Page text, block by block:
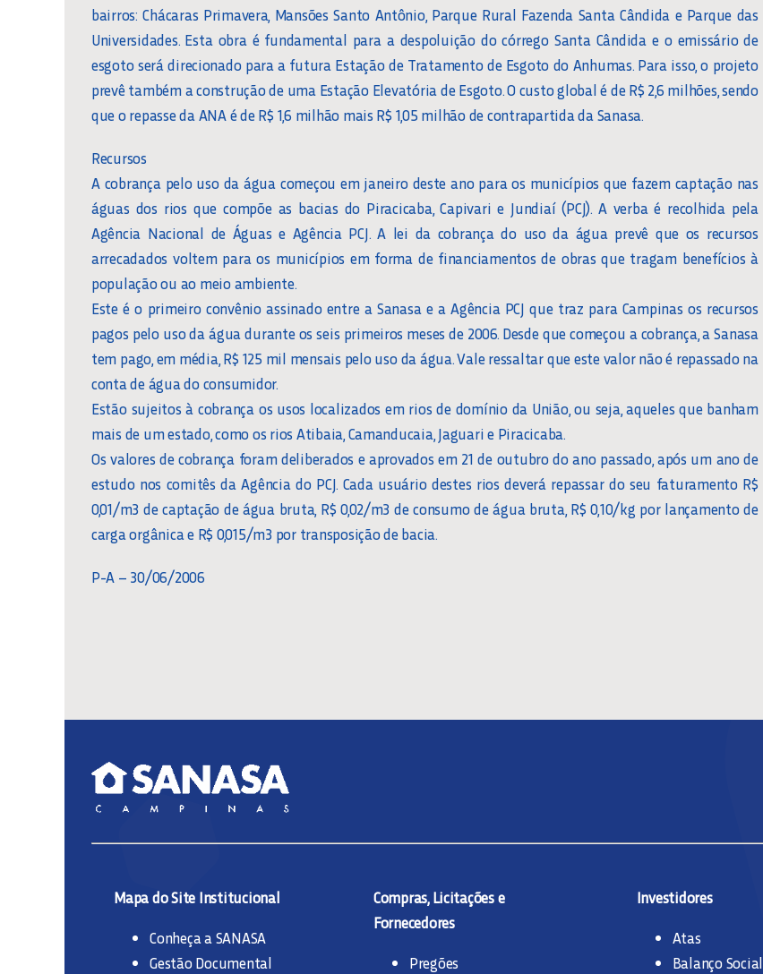
bairros: Chácaras Primavera, Mansões Santo Antônio, Parque Rural Fazenda Santa Cândida e Parque das
Universidades. Esta obra é fundamental para a despoluição do córrego Santa Cândida e o emissário de
esgoto será direcionado para a futura Estação de Tratamento de Esgoto do Anhumas. Para isso, o projeto
prevê também a construção de uma Estação Elevatória de Esgoto. O custo global é de R$ 2,6 milhões, sendo
que o repasse da ANA é de R$ 1,6 milhão mais R$ 1,05 milhão de contrapartida da Sanasa.
Recursos
A cobrança pelo uso da água começou em janeiro deste ano para os municípios que fazem captação nas
águas dos rios que compõe as bacias do Piracicaba, Capivari e Jundiaí (PCJ). A verba é recolhida pela
Agência Nacional de Águas e Agência PCJ. A lei da cobrança do uso da água prevê que os recursos
arrecadados voltem para os municípios em forma de financiamentos de obras que tragam benefícios à
população ou ao meio ambiente.
Este é o primeiro convênio assinado entre a Sanasa e a Agência PCJ que traz para Campinas os recursos
pagos pelo uso da água durante os seis primeiros meses de 2006. Desde que começou a cobrança, a Sanasa
tem pago, em média, R$ 125 mil mensais pelo uso da água. Vale ressaltar que este valor não é repassado na
conta de água do consumidor.
Estão sujeitos à cobrança os usos localizados em rios de domínio da União, ou seja, aqueles que banham
mais de um estado, como os rios Atibaia, Camanducaia, Jaguari e Piracicaba.
Os valores de cobrança foram deliberados e aprovados em 21 de outubro do ano passado, após um ano de
estudo nos comitês da Agência do PCJ. Cada usuário destes rios deverá repassar do seu faturamento R$
0,01/m3 de captação de água bruta, R$ 0,02/m3 de consumo de água bruta, R$ 0,10/kg por lançamento de
carga orgânica e R$ 0,015/m3 por transposição de bacia.
P-A – 30/06/2006
Mapa do Site Institucional
Conheça a SANASA
Gestão Documental
Compras, Licitações e
Fornecedores
Pregões
Investidores
Atas
Balanço Social